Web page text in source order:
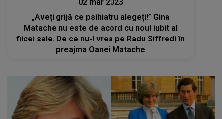
02 mar 2023
„Aveți grijă ce psihiatru alegeți!” Gina
Matache nu este de acord cu noul iubit al
fiicei sale. De ce nu-l vrea pe Radu Siffredi în
preajma Oanei Matache